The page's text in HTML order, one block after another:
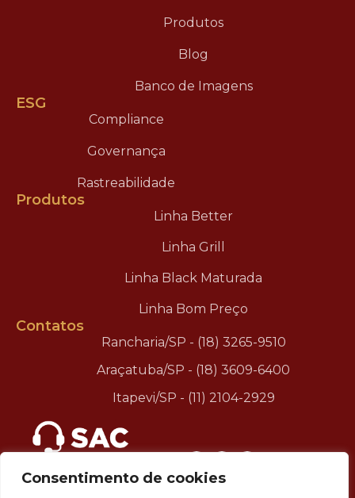
Consentimento de cookies
Produtos
Blog
Banco de Imagens
ESG
Compliance
Governança
Rastreabilidade
Produtos
Linha Better
Linha Grill
Linha Black Maturada
Linha Bom Preço
Contatos
Rancharia/SP - (18) 3265-9510
Araçatuba/SP - (18) 3609-6400
Itapevi/SP - (11) 2104-2929